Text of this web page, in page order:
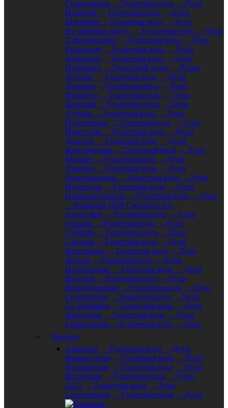
Селективная
- Туалетная вода
- Духи
Нишевая
- Туалетная вода
- Духи
Масляная
- Туалетная вода
- Духи
Из эфирных масел
- Туалетная вода
- Духи
С феромонами
- Туалетная вода
- Духи
Разливная
- Туалетная вода
- Духи
Номерная
- Туалетная вода
- Духи
Пробники
- Туалетной воды
- Духов
Тестеры
- Туалетная вода
- Духи
Элитная
- Туалетная вода
- Духи
Премиум
- Туалетная вода
- Духи
Хорошая
- Туалетная вода
- Духи
Лучшая
- Туалетная вода
- Духи
Популярная
- Туалетная вода
- Духи
Известная
- Туалетная вода
- Духи
Дорогая
- Туалетная вода
- Духи
Классическая
- Туалетная вода
- Духи
Модная
- Туалетная вода
- Духи
Топовая
- Туалетная вода
- Духи
Оригинальная
- Туалетная вода
- Духи
Недорогая
- Туалетная вода
- Духи
Новая коллекция
- Туалетная вода
- Духи
- Новинки 2018 Смотреть все
дьюти фри
- Туалетная вода
- Духи
Свежая
- Туалетная вода
- Духи
Стойкая
- Туалетная вода
- Духи
Сладкая
- Туалетная вода
- Духи
Винтажная
- Туалетная вода
- Духи
Легкая
- Туалетная вода
- Духи
Натуральная
- Туалетная вода
- Духи
Вкусная
- Туалетная вода
- Духи
Возбуждающая
- Туалетная вода
- Духи
Спортивная
- Туалетная вода
- Духи
Со шлейфом
- Туалетная вода
- Духи
Брендовая
- Туалетная вода
- Духи
Самая-самая
- Туалетная вода
- Духи
Унисекс
Арабская
- Туалетная вода
- Духи
Французская
- Туалетная вода
- Духи
Итальянская
- Туалетная вода
- Духи
Восточная
- Туалетная вода
- Духи
ОАЭ
- Туалетная вода
- Духи
Селективная
- Туалетная вода - Духи